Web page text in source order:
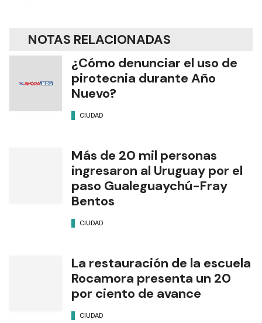
NOTAS RELACIONADAS
¿Cómo denunciar el uso de
pirotecnia durante Año
Nuevo?
CIUDAD
Más de 20 mil personas
ingresaron al Uruguay por el
paso Gualeguaychú-Fray
Bentos
CIUDAD
La restauración de la escuela
Rocamora presenta un 20
por ciento de avance
CIUDAD